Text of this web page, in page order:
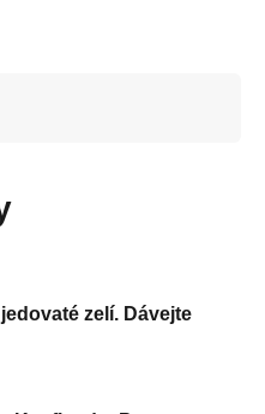
zelí. Dávejte